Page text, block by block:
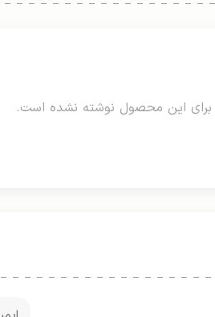
این محصول نوشته نشده است.